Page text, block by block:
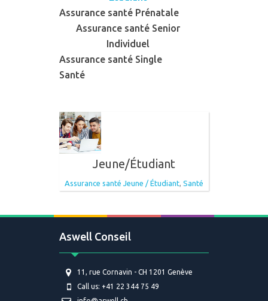
Assurance santé Prénatale
Assurance santé Senior
Individuel
Assurance santé Single
Santé
Jeune/Étudiant
Assurance santé Jeune / Étudiant, Santé
Aswell Conseil
11, rue Cornavin - CH 1201 Genève
Call us: +41 22 344 75 49